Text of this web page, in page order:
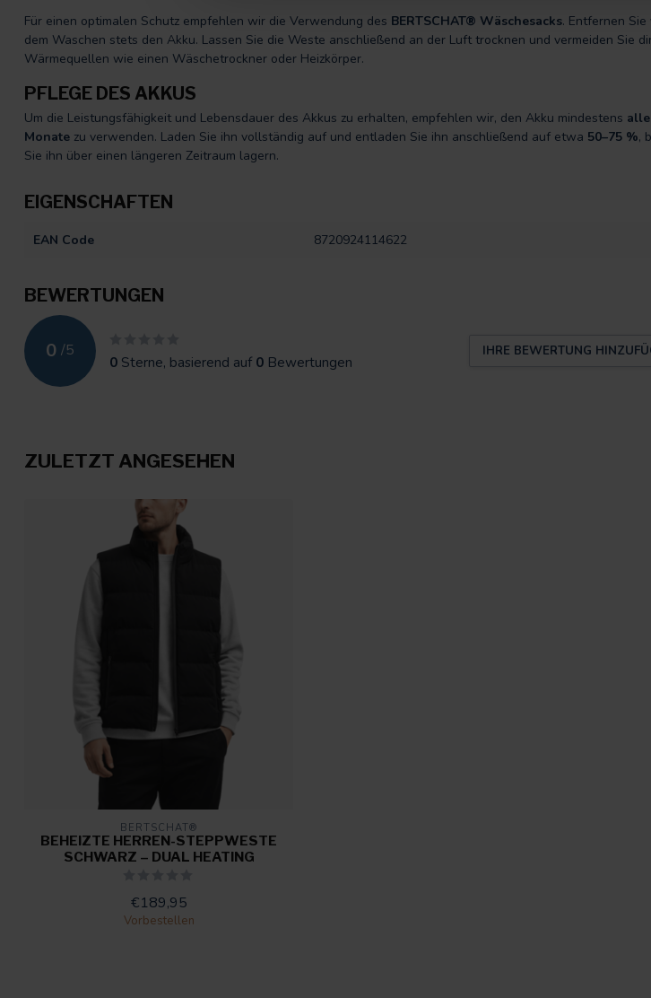
Für einen optimalen Schutz empfehlen wir die Verwendung des BERTSCHAT® Wäschesacks. Entfernen Sie
dem Waschen stets den Akku. Lassen Sie die Weste anschließend an der Luft trocknen und vermeiden Sie
Wärmequellen wie einen Wäschetrockner oder Heizkörper.
PFLEGE DES AKKUS
Um die Leistungsfähigkeit und Lebensdauer des Akkus zu erhalten, empfehlen wir, den Akku mindestens
Monate zu verwenden. Laden Sie ihn vollständig auf und entladen Sie ihn anschließend auf etwa 50–75 %,
Sie ihn über einen längeren Zeitraum lagern.
EIGENSCHAFTEN
EAN Code 8720924114622
BEWERTUNGEN
0 /5
0 Sterne, basierend auf 0 Bewertungen
IHRE BEWERTUNG
ZULETZT ANGESEHEN
BERTSCHAT®
BEHEIZTE HERREN-STEPPWESTE
SCHWARZ – DUAL HEATING
€189,95
Vorbestellen